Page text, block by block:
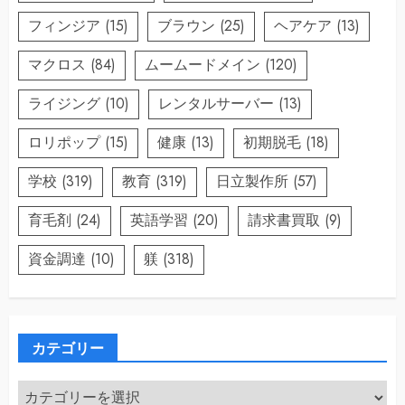
フィンジア (15) ブラウン (25) ヘアケア (13)
マクロス (84) ムームードメイン (120)
ライジング (10) レンタルサーバー (13)
ロリポップ(15) 健康 (13) 初期脱毛 (18)
学校 (319) 教育 (319) 日立製作所 (57)
育毛剤 (24) 英語学習 (20) 請求書買取 (9)
資金調達 (10) 躾 (318)
カテゴリー
カ